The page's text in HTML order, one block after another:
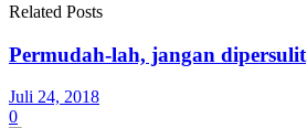
Related Posts
Permudah-lah, jangan dipersulit
Juli 24, 2018
0